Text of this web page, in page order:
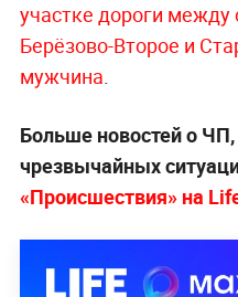
участке дороги
Берёзово-Второе и
мужчина.
Больше новостей о ЧП,
чрезвычайных
«Происшествия» на